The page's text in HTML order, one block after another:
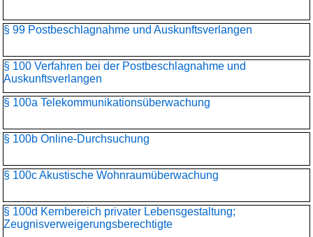
§ 99 Postbeschlagnahme und Auskunftsverlangen
§ 100 Verfahren bei der Postbeschlagnahme und
Auskunftsverlangen
§ 100a Telekommunikationsüber­wachung
§ 100b Online-Durchsuchung
§ 100c Akustische Wohnraumüberwachung
§ 100d Kernbereich privater Lebensgestaltung;
Zeugnisverweigerungs­berechtigte